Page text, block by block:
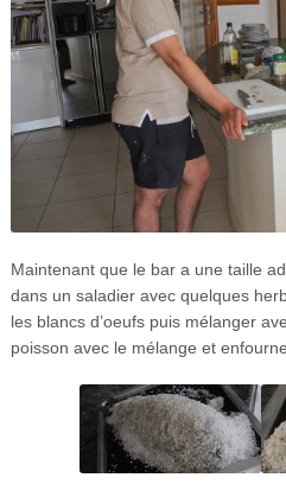
Maintenant que le bar a une taille
dans un saladier avec quelques
les blancs d’oeufs puis mélanger
poisson avec le mélange et